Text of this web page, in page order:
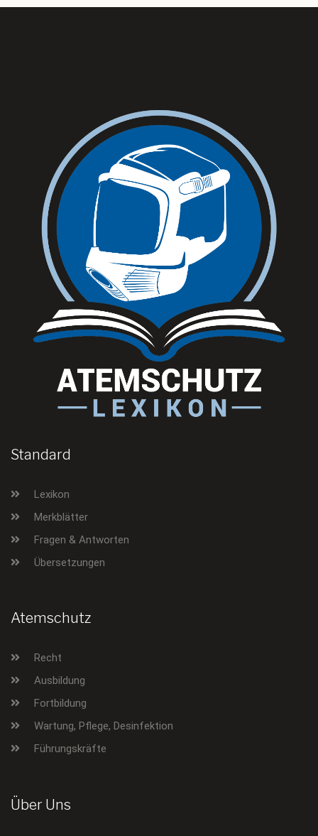
Standard
Lexikon
Merkblätter
Fragen & Antworten
Übersetzungen
Atemschutz
Recht
Ausbildung
Fortbildung
Wartung, Pflege, Desinfektion
Führungskräfte
Über Uns